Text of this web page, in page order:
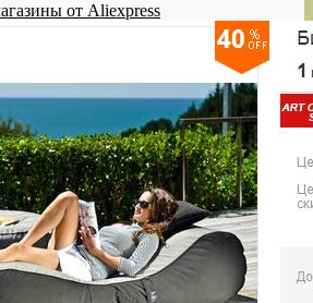
от Aliexpress